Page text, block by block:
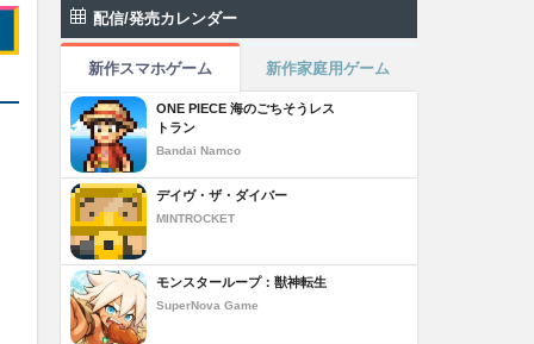
配信/発売カレンダー
新作スマホゲーム 新作家庭用ゲーム
ONE PIECE 海のごちそうレス
トラン
Bandai Namco
デイヴ・ザ・ダイバー
MINTROCKET
モンスターループ：獣神転生
SuperNova Game